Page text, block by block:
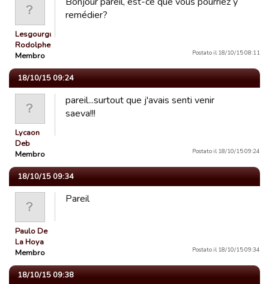
Lesgourgues
Rodolphe
Membro
remédier?
Postato il 18/10/15 08:11
18/10/15 09:24
Lycaon
Deb
Membro
pareil...surtout que j'avais senti venir
saeva!!!
Postato il 18/10/15 09:24
18/10/15 09:34
Paulo De
La Hoya
Membro
Pareil
Postato il 18/10/15 09:34
18/10/15 09:38